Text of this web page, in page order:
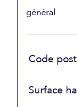
général
Code
Surface